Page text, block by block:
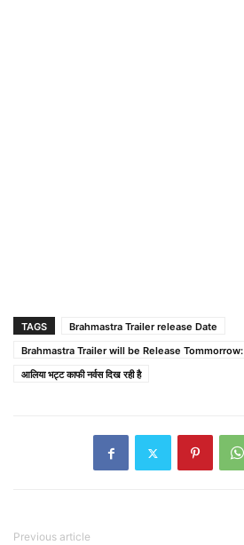
TAGS
Brahmastra Trailer release Date
Brahmastra Trailer will be Release Tommorrow:
आलिया भट्ट काफी नर्वस दिख रही है
Previous article